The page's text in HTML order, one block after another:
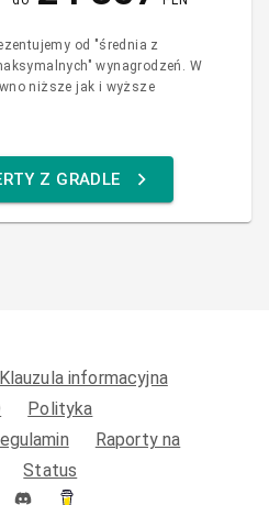
od "średnia z
wynagrodzeń. W
niższe jak i wyższe
Z GRADLE
Klauzula informacyjna
Polityka
Raporty na
Status